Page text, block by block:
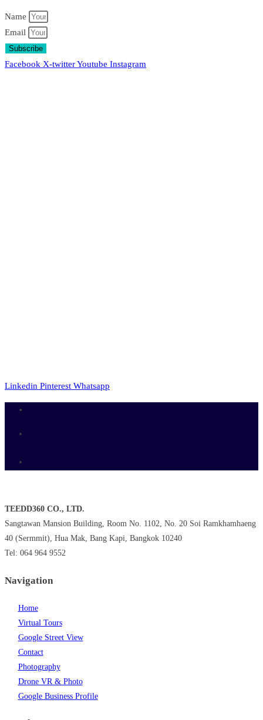
Name
Email
Subscribe
Facebook X-twitterYoutube Instagram
Linkedin Pinterest Whatsapp
TEEDD360 CO., LTD.
Sangtawan Mansion Building, Room No. 1102, No. 20 Soi Ramkhamhaeng
40 (Sermmit), Hua Mak, Bang Kapi, Bangkok 10240
Tel: 064 964 9552
Navigation
Home
Virtual Tours
Google Street View
Contact
Photography
Drone VR & Photo
Google Business Profile